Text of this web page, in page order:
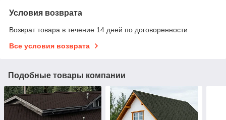
Условия возврата
Возврат товара в течение 14 дней по договоренности
Все условия возврата
Подобные товары компании